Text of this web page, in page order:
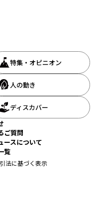
特集・オピニオン
人の動き
ディスカバー
ご質問
ースについて
覧
法に基づく表示